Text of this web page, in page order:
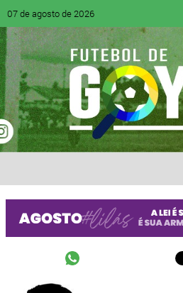
07 de agosto de 2026